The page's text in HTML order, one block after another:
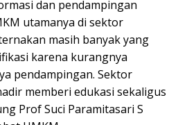
dan pendampingan
utamanya di sektor
masih banyak yang
karena kurangnya
pendampingan. Sektor
memberi edukasi sekaligus
Prof Suci Paramitasari S